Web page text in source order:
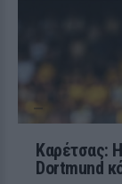
Καρέτσας:
Dortmund